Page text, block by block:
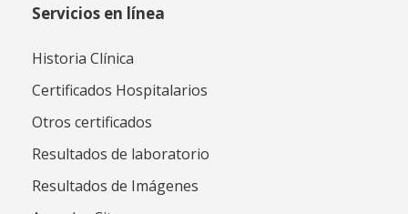
Servicios en línea
Historia Clínica
Certificados Hospitalarios
Otros certificados
Resultados de laboratorio
Resultados de Imágenes